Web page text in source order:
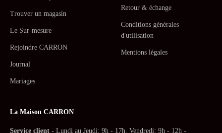
Trouver un magasin
Le Sur-mesure
Rejoindre CARRON
Journal
Mariages
Retour & échange
Conditions générales
d'utilisation
Mentions légales
La Maison CARRON
Service client - Lundi au Jeudi: 9h - 17h. Vendredi: 9h - 12h -